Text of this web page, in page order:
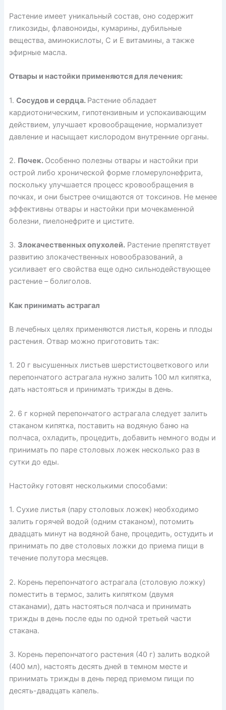
Растение имеет уникальный состав, оно содержит
гликозиды, флавоноиды, кумарины, дубильные
вещества, аминокислоты, C и E витамины, а также
эфирные масла.
Отвары и настойки применяются для лечения:
1. Сосудов и сердца. Растение обладает
кардиотоническим, гипотензивным и успокаивающим
действием, улучшает кровообращение, нормализует
давление и насыщает кислородом внутренние органы.
2. Почек. Особенно полезны отвары и настойки при
острой либо хронической форме гломерулонефрита,
поскольку улучшается процесс кровообращения в
почках, и они быстрее очищаются от токсинов. Не менее
эффективны отвары и настойки при мочекаменной
болезни, пиелонефрите и цистите.
3. Злокачественных опухолей.Растение препятствует
развитию злокачественных новообразований, а
усиливает его свойства еще одно сильнодействующее
растение – болиголов.
Как принимать астрагал
В лечебных целях применяются листья, корень и плоды
растения. Отвар можно приготовить так:
1. 20 г высушенных листьев шерстистоцветкового или
перепончатого астрагала нужно залить 100 мл кипятка,
дать настояться и принимать трижды в день.
2. 6 г корней перепончатого астрагала следует залить
стаканом кипятка, поставить на водяную баню на
полчаса, охладить, процедить, добавить немного воды и
принимать по паре столовых ложек несколько раз в
сутки до еды.
Настойку готовят несколькими способами:
1. Сухие листья (пару столовых ложек) необходимо
залить горячей водой (одним стаканом), потомить
двадцать минут на водяной бане, процедить, остудить и
принимать по две столовых ложки до приема пищи в
течение полутора месяцев.
2. Корень перепончатого астрагала (столовую ложку)
поместить в термос, залить кипятком (двумя
стаканами), дать настояться полчаса и принимать
трижды в день после еды по одной третьей части
стакана.
3. Корень перепончатого растения (40 г) залить водкой
(400 мл), настоять десять дней в темном месте и
принимать трижды в день перед приемом пищи по
десять-двадцать капель.